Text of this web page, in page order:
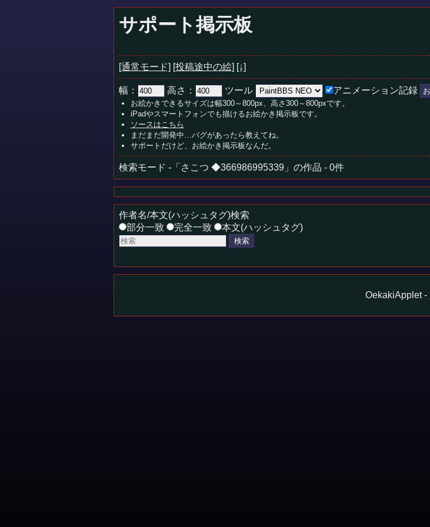
サポート掲示板
[通常モード] [投稿途中の絵] [↓]
幅： 高さ： ツール アニメーション記録
お絵かきできるサイズは幅300～800px、高さ300～800pxです。
iPadやスマートフォンでも描けるお絵かき掲示板です。
ソースはこちら
まだまだ開発中…バグがあったら教えてね。
サポートだけど、お絵かき掲示板なんだ。
検索モード -「さこつ ◆366986995339」の作品 - 0件
作者名/本文(ハッシュタグ)検索
部分一致
完全一致 本文(ハッシュタグ)
OekakiApplet -